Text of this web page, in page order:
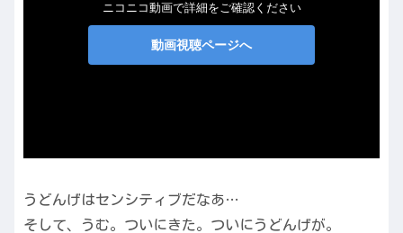
うどんげはセンシティブだなあ…
そして、うむ。ついにきた。ついにうどんげが。